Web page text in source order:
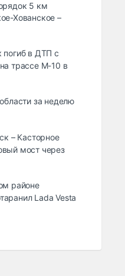
5 км
Хованское –
погиб в ДТП с
трассе М-10 в
за неделю
– Касторное
мост через
районе
Lada Vesta